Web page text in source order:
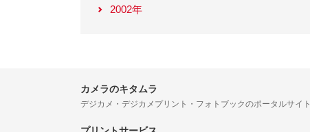
2002年
カメラのキタムラ
デジカメ・デジカメプリント・フォトブックのポータルサイト